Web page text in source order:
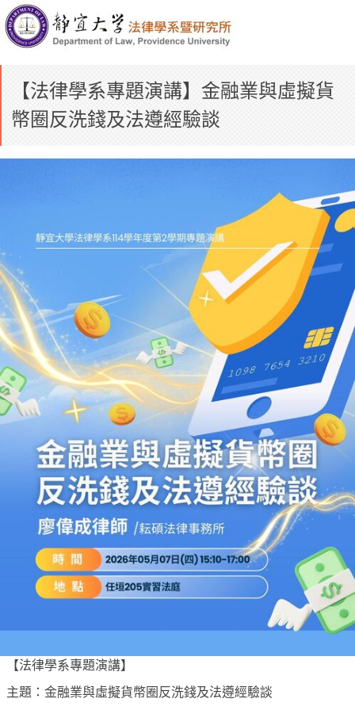
【法律學系專題演講】金融業與虛擬貨
幣圈反洗錢及法遵經驗談
【法律學系專題演講】
主題：金融業與虛擬貨幣圈反洗錢及法遵經驗談